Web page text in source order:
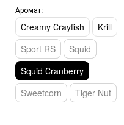
(КАЛЬМАР/ЖУРАВЛИНА)
Аромат:
Сreamy Сrayfish
Krill
Sport RS
Squid
Squid Сranberry
Sweetcorn
Tiger Nut